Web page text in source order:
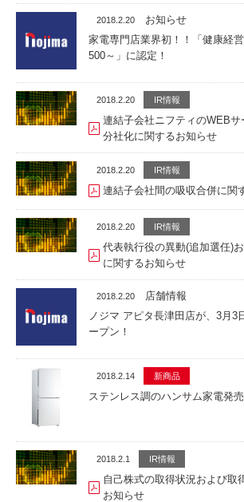
2018.2.20
お知らせ
家電専門店業界初！！「健康経
500～」に認定！
2018.2.20 IR情報
連結子会社ニフティのWEB
分社化に関するお知らせ
2018.2.20 IR情報
連結子会社間の吸収合併に関
2018.2.20 IR情報
代表執行役の異動(追加選任)
に関するお知らせ
2018.2.20
店舗情報
ノジマ アピタ長津田店が、3月3
ープン！
2018.2.14 新商品
ステンレス調のハンサム家電発売
2018.2.1 IR情報
自己株式の取得状況および取
お知らせ